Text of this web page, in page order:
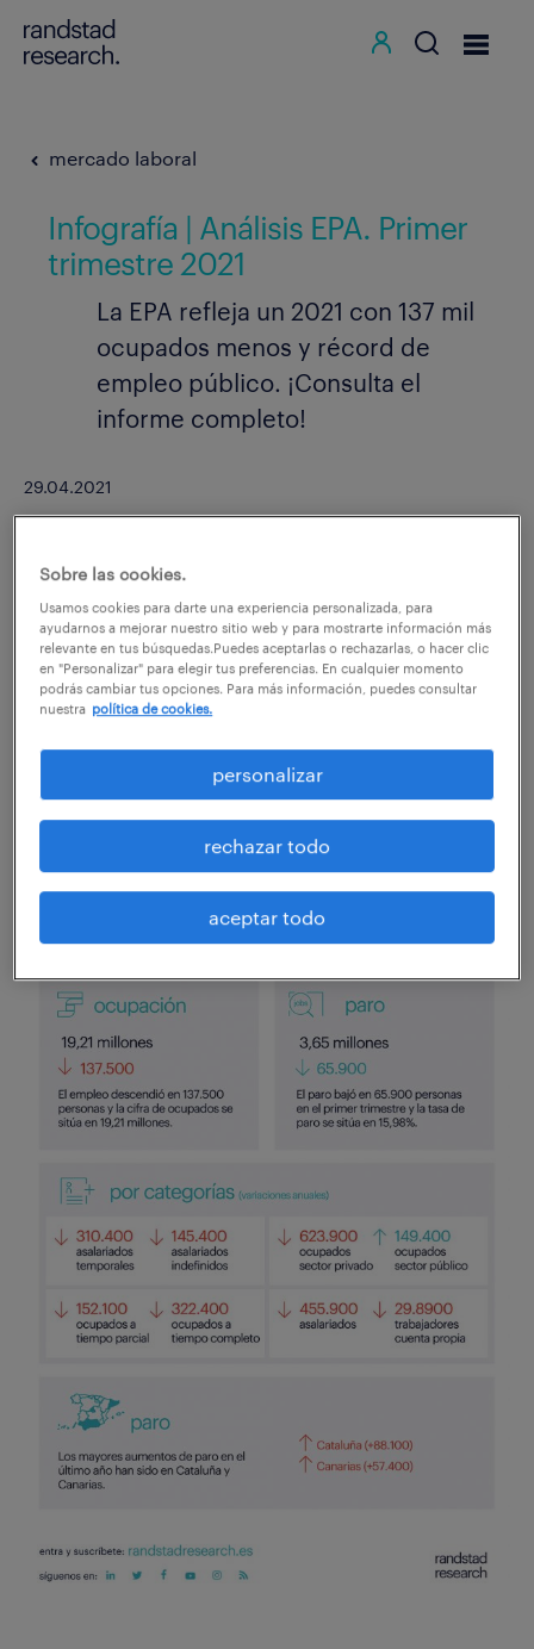
mercado laboral
Infografía | Análisis EPA. Primer
trimestre 2021
La EPA refleja un 2021 con 137 mil
ocupados menos y récord de
empleo público. ¡Consulta el
informe completo!
29.04.2021
La EPA refleja un 2021 con 137 mil ocupados menos y
récord de empleo público.¡Consulta el informe
completo!
Sobre las cookies.
Usamos cookies para darte una experiencia personalizada, para
ayudarnos a mejorar nuestro sitio web y para mostrarte información más
relevante en tus búsquedas.Puedes aceptarlas o rechazarlas, o hacer clic
en "Personalizar" para elegir tus preferencias. En cualquier momento
podrás cambiar tus opciones. Para más información, puedes consultar
nuestra política de cookies.
personalizar
rechazar todo
aceptar todo